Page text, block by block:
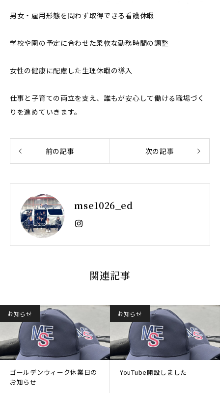
男女・雇用形態を問わず取得できる看護休暇
学校や園の予定に合わせた柔軟な勤務時間の調整
女性の健康に配慮した生理休暇の導入
仕事と子育ての両立を支え、誰もが安心して働ける職場づく
りを進めていきます。
前の記事 次の記事
mse1026_ed
関連記事
お知らせ
ゴールデンウィーク休業日の
お知らせ
お知らせ
YouTube開設しました